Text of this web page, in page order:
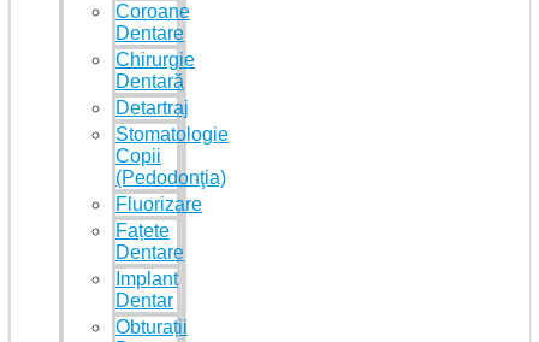
Coroane
Dentare
Chirurgie
Dentară
Detartraj
Stomatologie
Copii
(Pedodonţia)
Fluorizare
Fațete
Dentare
Implant
Dentar
Obturații